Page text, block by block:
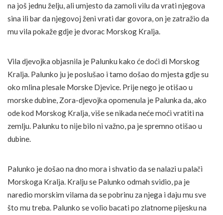
na još jednu želju, ali umjesto da zamoli vilu da vrati njegova
sina ili bar da njegovoj ženi vrati dar govora, on je zatražio da
mu vila pokaže gdje je dvorac Morskog Kralja.
Vila djevojka objasnila je Palunku kako će doći di Morskog
Kralja. Palunko ju je poslušao i tamo došao do mjesta gdje su
oko mlina plesale Morske Djevice. Prije nego je otišao u
morske dubine, Zora-djevojka opomenula je Palunka da, ako
ode kod Morskog Kralja, više se nikada neće moći vratiti na
zemlju. Palunku to nije bilo ni važno, pa je spremno otišao u
dubine.
Palunko je došao na dno mora i shvatio da se nalazi u palači
Morskoga Kralja. Kralju se Palunko odmah svidio, pa je
naredio morskim vilama da se pobrinu za njega i daju mu sve
što mu treba. Palunko se volio bacati po zlatnome pijesku na